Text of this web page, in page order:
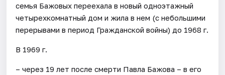
семья Бажовых переехала в новый одноэтажный
четырехкомнатный дом и жила в нем (с небольшими
перерывами в период Гражданской войны) до 1968 г.
В 1969 г.
– через 19 лет после смерти Павла Бажова – в его